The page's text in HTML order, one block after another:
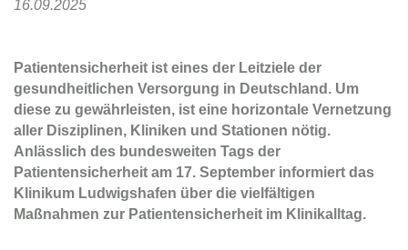
16.09.2025
Patientensicherheit ist eines der Leitziele der
gesundheitlichen Versorgung in Deutschland. Um
diese zu gewährleisten, ist eine horizontale Vernetzung
aller Disziplinen, Kliniken und Stationen nötig.
Anlässlich des bundesweiten Tags der
Patientensicherheit am 17. September informiert das
Klinikum Ludwigshafen über die vielfältigen
Maßnahmen zur Patientensicherheit im Klinikalltag.